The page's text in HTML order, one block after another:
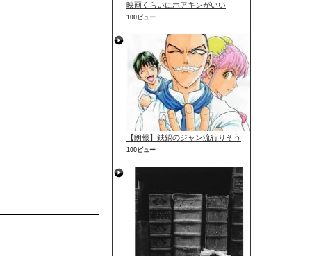
映画くらいにホアキンがいい
100ビュー
【朗報】鉄鍋のジャン流行りそう
100ビュー